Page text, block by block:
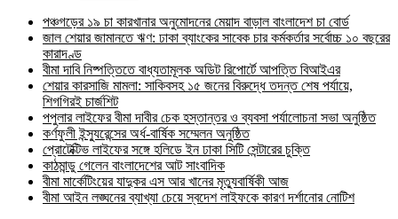
পঞ্চগড়ের ১৯ চা কারখানার অনুমোদনের মেয়াদ বাড়াল বাংলাদেশ চা বোর্ড
জাল শেয়ার জামানতে ঋণ: ঢাকা ব্যাংকের সাবেক চার কর্মকর্তার সর্বোচ্চ ১০ বছরের
কারাদণ্ড
বীমা দাবি নিষ্পত্তিতে বাধ্যতামূলক অডিট রিপোর্টে আপত্তি বিআইএর
শেয়ার কারসাজি মামলা: সাকিবসহ ১৫ জনের বিরুদ্ধে তদন্ত শেষ পর্যায়ে,
শিগগিরই চার্জশিট
পপুলার লাইফের বীমা দাবীর চেক হস্তান্তর ও ব্যবসা পর্যালোচনা সভা অনুষ্ঠিত
কর্ণফুলী ইন্স্যুরেন্সের অর্ধ-বার্ষিক সম্মেলন অনুষ্ঠিত
প্রোটেক্টিভ লাইফের সঙ্গে হলিডে ইন ঢাকা সিটি সেন্টারের চুক্তি
কাঠমান্ডু গেলেন বাংলাদেশের আট সাংবাদিক
বীমা মার্কেটিংয়ের যাদুকর এস আর খানের মৃত্যুবার্ষিকী আজ
বীমা আইন লঙ্ঘনের ব্যাখ্যা চেয়ে স্বদেশ লাইফকে কারণ দর্শানোর নোটিশ